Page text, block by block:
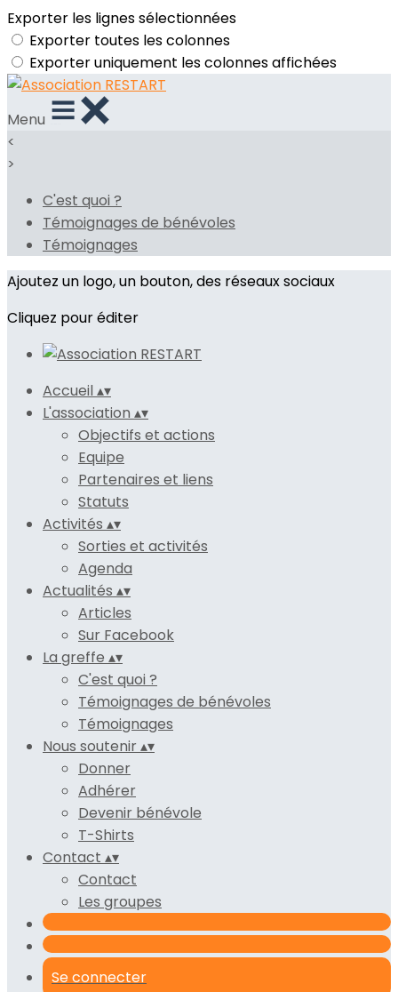
Exporter les lignes sélectionnées
Exporter toutes les colonnes
Exporter uniquement les colonnes affichées
Menu
<
>
C'est quoi ?
Témoignages de bénévoles
Témoignages
Ajoutez un logo, un bouton, des réseaux sociaux
Cliquez pour éditer
Accueil▴▾
L'association ▴▾
Objectifs et actions
Equipe
Partenaires et liens
Statuts
Activités ▴▾
Sorties et activités
Agenda
Actualités ▴▾
Articles
Sur Facebook
La greffe ▴▾
C'est quoi ?
Témoignages de bénévoles
Témoignages
Nous soutenir▴▾
Donner
Adhérer
Devenir bénévole
T-Shirts
Contact ▴▾
Contact
Les groupes
Se connecter